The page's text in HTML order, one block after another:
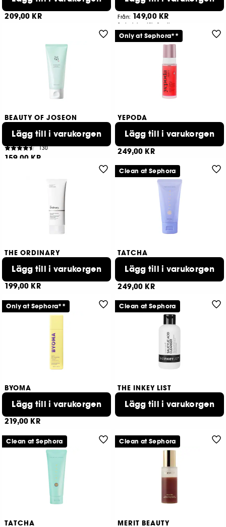
209,00 KR
Från: 149,00 KR
2 storlekar tillgängliga
BEAUTY OF JOSEON
Green Plum Refreshing
Cleanser
Rengöringsgel med pH-bas
130
159,00 KR
Lägg till i varukorgen
YEPODA
The Bubble Double
Rengöringsmousse med salicylsyra och granatäpple
249,00 KR
Lägg till i varukorgen
Only at Sephora**
THE ORDINARY
Glucoside Foaming Cleanser
199,00 KR
Lägg till i varukorgen
TATCHA
The Rice Wash
Mild rengöringskräm i resestorlek
249,00 KR
Lägg till i varukorgen
Clean at Sephora
BYOMA
Milky Oil Cleanser
219,00 KR
Lägg till i varukorgen
Only at Sephora**
THE INKEY LIST
Fläck- och porrengöring
med salicylsyra
199,00 KR
Lägg till i varukorgen
Clean at Sephora
TATCHA
Clean at Sephora
MERIT BEAUTY
Clean at Sephora